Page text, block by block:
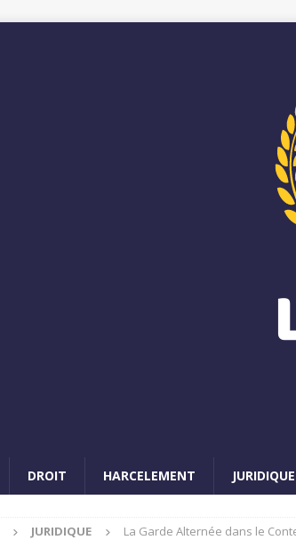
DROIT HARCELEMENT JURIDIQUE
JURIDIQUE
La Garde Alternée dans le